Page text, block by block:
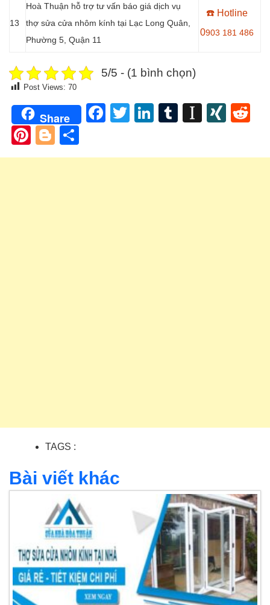
13
Hoà Thuận hỗ trợ tư vấn báo giá dịch vụ
thợ sửa cửa nhôm kính tại Lạc Long Quân,
Phường 5, Quận 11
☎️ Hotline
0903 181 486
5/5 - (1 bình chọn)
Post Views: 70
Share Facebook
TwitterLinkedIn
Tumblr
Pinterest
Blogger
TAGS :
Bài viết khác